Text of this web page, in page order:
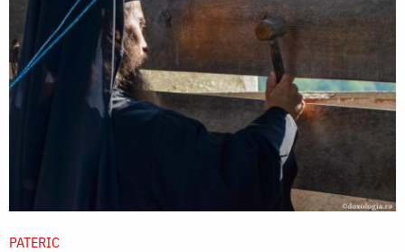
PATERIC